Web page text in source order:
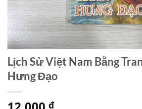
Lịch Sử Việt Nam Bằng
Hưng Đạo
₫